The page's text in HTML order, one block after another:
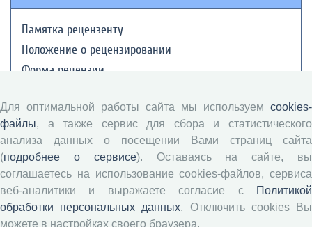
Памятка рецензенту
Положение о рецензировании
Форма рецензии
Журналы ВолНЦ РАН
Экономические и социальные перемены
Проблемы развития территории
Вопросы территориального развития
Социальное пространство
Для оптимальной работы сайта мы используем cookies-
файлы, а также сервис для сбора и статистического
анализа данных о посещении Вами страниц сайта
(подробнее о сервисе). Оставаясь на сайте, вы
соглашаетесь на использование cookies-файлов, сервиса
веб-аналитики и выражаете согласие с
Политикой
обработки персональных данных. Отключить cookies Вы
можете в настройках своего браузера.